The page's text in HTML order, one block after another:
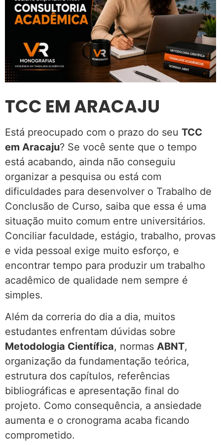
TCC EM ARACAJU
Está preocupado com o prazo do seu TCC
em Aracaju? Se você sente que o tempo
está acabando, ainda não conseguiu
organizar a pesquisa ou está com
dificuldades para desenvolver o Trabalho de
Conclusão de Curso, saiba que essa é uma
situação muito comum entre universitários.
Conciliar faculdade, estágio, trabalho, provas
e vida pessoal exige muito esforço, e
encontrar tempo para produzir um trabalho
acadêmico de qualidade nem sempre é
simples.
Além da correria do dia a dia, muitos
estudantes enfrentam dúvidas sobre
Metodologia Científica, normas ABNT,
organização da fundamentação teórica,
estrutura dos capítulos, referências
bibliográficas e apresentação final do
projeto. Como consequência, a ansiedade
aumenta e o cronograma acaba ficando
comprometido.